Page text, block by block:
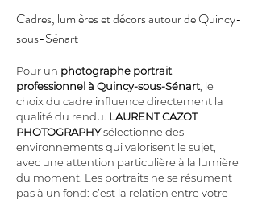
Cadres, lumières et décors autour de Quincy-
sous-Sénart
Pour un photographe portrait
professionnel à Quincy-sous-Sénart , le
choix du cadre influence directement la
qualité du rendu. LAURENT CAZOT
PHOTOGRAPHY sélectionne des
environnements qui valorisent le sujet,
avec une attention particulière à la lumière
du moment. Les portraits ne se résument
pas à un fond: c’est la relation entre votre